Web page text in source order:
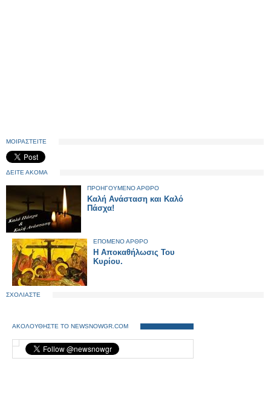
ΜΟΙΡΑΣΤΕΙΤΕ
ΔΕΙΤΕ ΑΚΟΜΑ
ΠΡΟΗΓΟΥΜΕΝΟ ΑΡΘΡΟ
Καλή Ανάσταση και Καλό
Πάσχα!
ΕΠΟΜΕΝΟ ΑΡΘΡΟ
H Aποκαθήλωσις Του
Κυρίου.
ΣΧΟΛΙΑΣΤΕ
ΑΚΟΛΟΥΘΗΣΤΕ ΤΟ NEWSNOWGR.COM